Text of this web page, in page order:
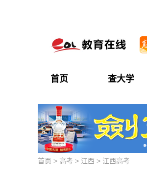
首页 查大学
首页 > 高考 > 江西 > 江西高考